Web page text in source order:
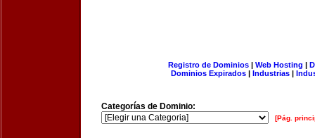
Registro de Dominios| Web Hosting |
Dominios Expirados | Industrias |
Categorías de Dominio:
[Pág.